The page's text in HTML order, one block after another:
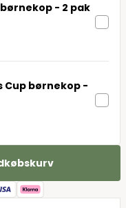
- 2 pak
Cup børnekop -